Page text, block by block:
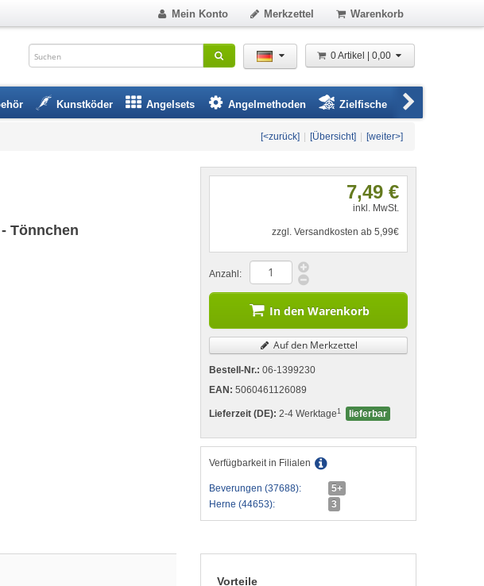
Mein Konto Merkzettel Warenkorb
0 Artikel | 0,00
Kunstköder Angelsets Angelmethoden Zielfische
[<zurück] [Übersicht] [weiter>]
Tönnchen
7,49 €
inkl. MwSt.
zzgl. Versandkosten ab 5,99€
Anzahl:
In den Warenkorb
Auf den Merkzettel
Bestell-Nr.: 06-1399230
EAN: 5060461126089
Lieferzeit (DE): 2-4 Werktage 1 lieferbar
Verfügbarkeit in Filialen
Beverungen (37688):
5+
Herne (44653):
3
Vorteile